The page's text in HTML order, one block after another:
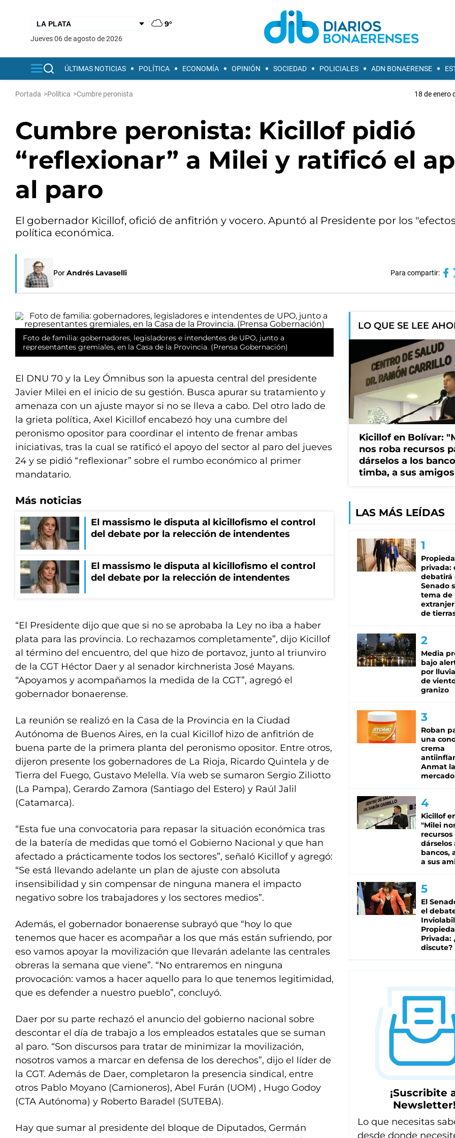
9°
jueves 06 de agosto de 2026
ÚLTIMAS NOTICIAS POLÍTICA ECONOMÍA OPINIÓN SOCIEDAD POLICIALES ADN BONAERENSE
Portada >Política >Cumbre peronista 18 de enero
Cumbre peronista: Kicillof pidió
“reflexionar” a Milei y ratificó el
al paro
El gobernador Kicillof, ofició de anfitrión y vocero. Apuntó al Presidente por los
política económica.
Por Andrés Lavaselli Para compartir:
Foto de familia: gobernadores, legisladores e intendentes de UPO, junto a
representantes gremiales, en la Casa de la Provincia. (Prensa Gobernación)
El DNU 70 y la Ley Ómnibus son la apuesta central del presidente
Javier Milei en el inicio de su gestión. Busca apurar su tratamiento y
amenaza con un ajuste mayor si no se lleva a cabo. Del otro lado de
la grieta política, Axel Kicillof encabezó hoy una cumbre del
peronismo opositor para coordinar el intento de frenar ambas
iniciativas, tras la cual se ratificó el apoyo del sector al paro del jueves
24 y se pidió “reflexionar” sobre el rumbo económico al primer
mandatario.
Más noticias
El massismo le disputa al kicillofismo el control
del debate por la relección de intendentes
El massismo le disputa al kicillofismo el control
del debate por la relección de intendentes
“El Presidente dijo que que si no se aprobaba la Ley no iba a haber
plata para las provincia. Lo rechazamos completamente”, dijo Kicillof
al término del encuentro, del que hizo de portavoz, junto al triunviro
de la CGT Héctor Daer y al senador kirchnerista José Mayans.
“Apoyamos y acompañamos la medida de la CGT”, agregó el
gobernador bonaerense.
La reunión se realizó en la Casa de la Provincia en la Ciudad
Autónoma de Buenos Aires, en la cual Kicillof hizo de anfitrión de
buena parte de la primera planta del peronismo opositor. Entre otros,
dijeron presente los gobernadores de La Rioja, Ricardo Quintela y de
Tierra del Fuego, Gustavo Melella. Vía web se sumaron Sergio Ziliotto
(La Pampa), Gerardo Zamora (Santiago del Estero) y Raúl Jalil
(Catamarca).
“Esta fue una convocatoria para repasar la situación económica tras
de la batería de medidas que tomó el Gobierno Nacional y que han
afectado a prácticamente todos los sectores”, señaló Kicillof y agregó:
“Se está llevando adelante un plan de ajuste con absoluta
insensibilidad y sin compensar de ninguna manera el impacto
negativo sobre los trabajadores y los sectores medios”.
Además, el gobernador bonaerense subrayó que “hoy lo que
tenemos que hacer es acompañar a los que más están sufriendo, por
eso vamos apoyar la movilización que llevarán adelante las centrales
obreras la semana que viene”. “No entraremos en ninguna
provocación: vamos a hacer aquello para lo que tenemos legitimidad,
que es defender a nuestro pueblo”, concluyó.
Daer por su parte rechazó el anuncio del gobierno nacional sobre
descontar el día de trabajo a los empleados estatales que se suman
al paro. “Son discursos para tratar de minimizar la movilización,
nosotros vamos a marcar en defensa de los derechos”, dijo el líder de
la CGT. Además de Daer, completaron la presencia sindical, entre
otros Pablo Moyano (Camioneros), Abel Furán (UOM) , Hugo Godoy
(CTA Autónoma) y Roberto Baradel (SUTEBA).
Hay que sumar al presidente del bloque de Diputados, Germán
LO QUE SE LEE
Kicillof en Bolívar:
nos roba recursos
dárselos a los
timba, a sus
LAS MÁS LEÍDAS
privada:
debatirá
Senado
tema de
de
Media
bajo
por
de
granizo
Roban
una
crema
Anmat
mercado
Kicillof
"Milei
recursos
dárselos
bancos,
a sus
El
el
Privada:
discute?
¡Suscribite
Lo que necesitas
desde donde